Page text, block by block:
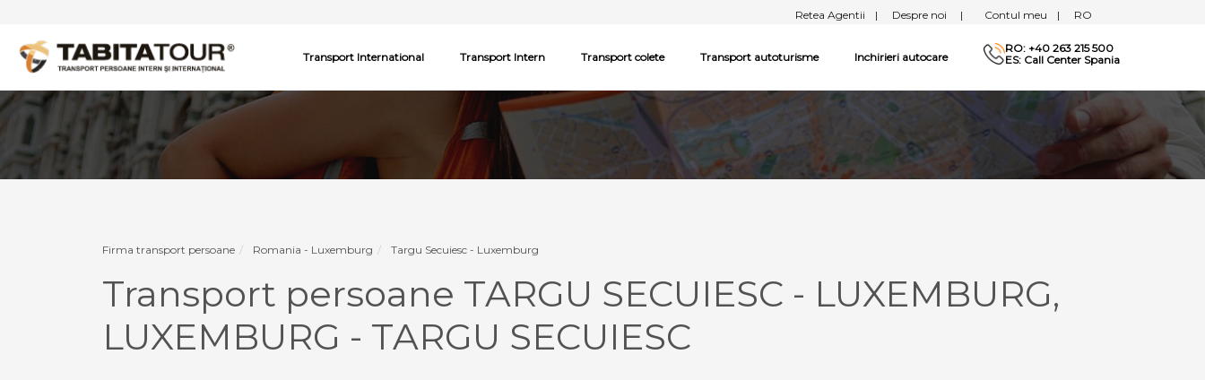
Retea Agentii | Despre noi | Contul meu | RO
Transport International Transport Intern Transport colete Transport autoturisme Inchirieri autocare
RO: +40 263 215 500
ES: Call Center Spania
Firma transport persoane Romania - Luxemburg Targu Secuiesc - Luxemburg
Transport persoane TARGU SECUIESC - LUXEMBURG,
LUXEMBURG - TARGU SECUIESC